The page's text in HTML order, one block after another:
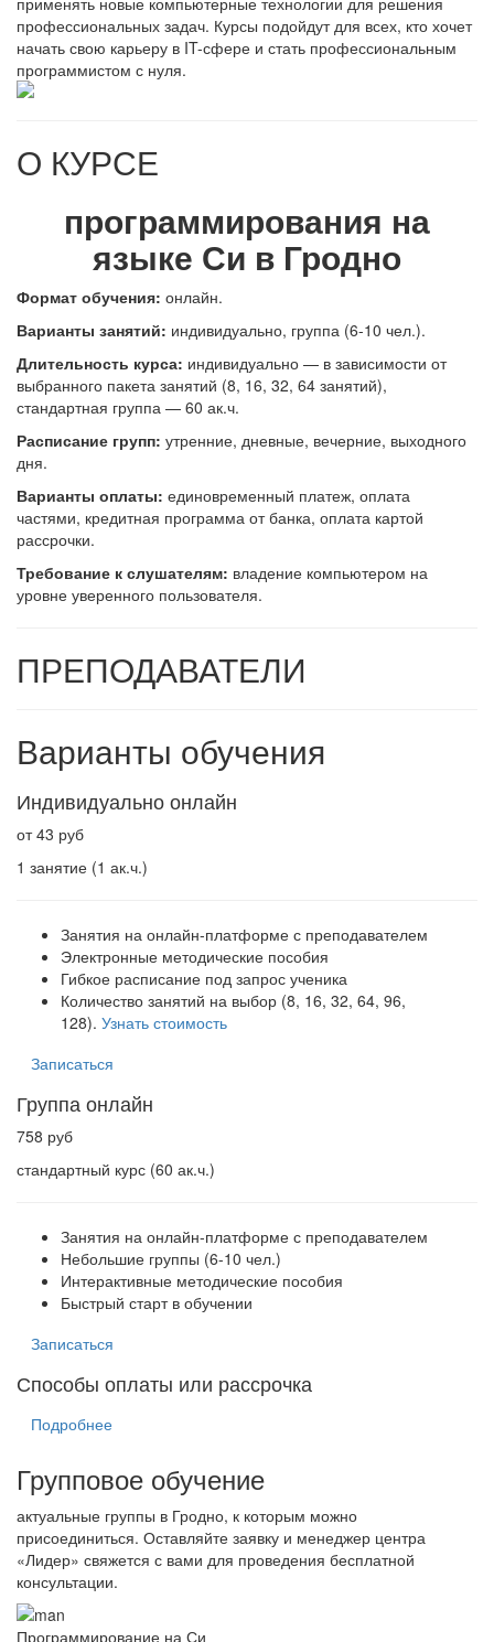
профессиональных задач. Курсы подойдут для всех, кто хочет
начать свою карьеру в IT-сфере и стать профессиональным
программистом с нуля.
О КУРСЕ
программирования на
языке Си в Гродно
Формат обучения: онлайн.
Варианты занятий: индивидуально, группа (6-10 чел.).
Длительность курса: индивидуально — в зависимости от
выбранного пакета занятий (8, 16, 32, 64 занятий),
стандартная группа — 60 ак.ч.
Расписание групп: утренние, дневные, вечерние, выходного
дня.
Варианты оплаты: единовременный платеж, оплата
частями, кредитная программа от банка, оплата картой
рассрочки.
Требование к слушателям: владение компьютером на
уровне уверенного пользователя.
ПРЕПОДАВАТЕЛИ
Варианты обучения
Индивидуально онлайн
от 43 руб
1 занятие (1 ак.ч.)
Занятия на онлайн-платформе с преподавателем
Электронные методические пособия
Гибкое расписание под запрос ученика
Количество занятий на выбор (8, 16, 32, 64, 96,
128). Узнать стоимость
Записаться
Группа онлайн
758 руб
стандартный курс (60 ак.ч.)
Занятия на онлайн-платформе с преподавателем
Небольшие группы (6-10 чел.)
Интерактивные методические пособия
Быстрый старт в обучении
Записаться
Способы оплаты или рассрочка
Подробнее
Групповое обучение
актуальные группы в Гродно, к которым можно
присоединиться. Оставляйте заявку и менеджер центра
«Лидер» свяжется с вами для проведения бесплатной
консультации.
Программирование на Си